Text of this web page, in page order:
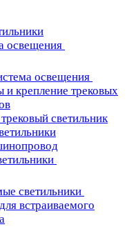
освещения
освещения
и крепление трековых
светильник
светильники
встраиваемого